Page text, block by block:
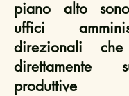
piano alto
uffici
direzionali
direttamente
produttive